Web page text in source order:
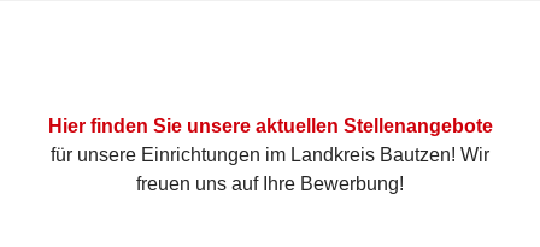
Hier finden Sie unsere aktuellen Stellenangebote
für unsere Einrichtungen im Landkreis Bautzen! Wir
freuen uns auf Ihre Bewerbung!